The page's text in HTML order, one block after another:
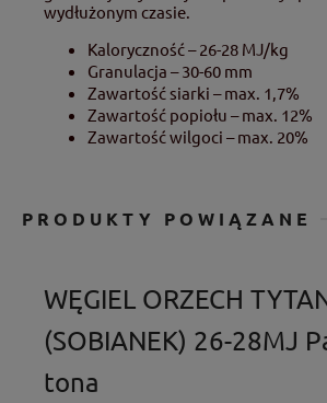
wydłużonym czasie.
Kaloryczność – 26-28 MJ/kg
Granulacja – 30-60 mm
Zawartość siarki – max. 1,7%
Zawartość popiołu – max. 12%
Zawartość wilgoci – max. 20%
PRODUKTY POWIĄZANE
WĘGIEL ORZECH
(SOBIANEK) 26-28MJ
tona